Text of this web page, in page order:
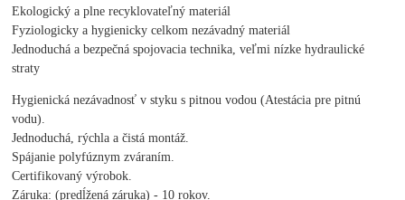
Ekologický a plne recyklovateľný materiál
Fyziologicky a hygienicky celkom nezávadný materiál
Jednoduchá a bezpečná spojovacia technika, veľmi nízke hydraulické
straty
Hygienická nezávadnosť v styku s pitnou vodou (Atestácia pre pitnú
vodu).
Jednoduchá, rýchla a čistá montáž.
Spájanie polyfúznym zváraním.
Certifikovaný výrobok.
Záruka: (predĺžená záruka) - 10 rokov.